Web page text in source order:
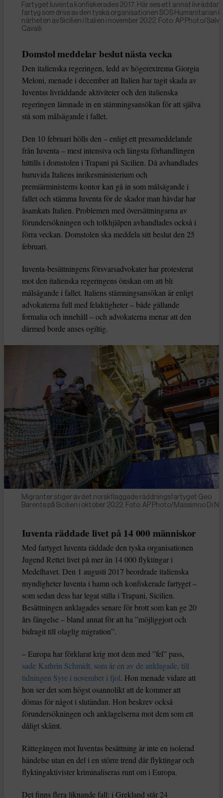
Fartyget Iuventa konfiskerades 2017. Här ses ett annat
fartyg som drivs av den tyska organisationen SOS Humanitarian i
närheten av Sicilien i Italien i november 2022. Foto: AP Photo/
Cavalli
Domstol meddelar beslut nästa vecka
Den italienska regeringen, ledd av högerextrema Giorgia
Meloni, menade i december att Italien har tagit skada av
Iuventas livräddande aktiviteter och den italienska
regeringen lämnade in en stämningsansökan för att själva
stå som målsägande i fallet.
Den 10 februari hölls den – enligt ett pressmeddelande
från Iuventa – mest intensiva och längsta förhandlingen
hittills i domstolen i Trapani på Sicilien. Då avhandlades
huruvida Italiens inrikesministerium och
premiärministerns kontor kan gå in som målsägande i
fallet och stämma Iuventa för de skador man hävdar har
åsamkats Italien. Problemen med översättningarna av
förundersökningen och tolkhjälpen avhandlades också i
förra veckan. Domstolen ska meddela sitt beslut den 25
februari.
Iuventa-besättningens försvarsadvokater har protesterat
mot den italienska regeringens önskan om att bli
målsägande i fallet. Italiens stämningsansökan är enligt
advokaterna full med felaktigheter – både gällande
formalia och innehåll – och advokaterna menar att den
därmed borde anses ogiltig.
Migranter stiger av det norskflaggade räddningsfartyget Geo
Barents på Sicilien i oktober 2022. Foto: AP Photo/Massimno Di
Iuventa räddade livet på 14 000 människor
Med fartyget Iuventa räddade den tyska organisationen
Jugend Rettet livet på mer än 14 000 flyktingar i
Medelhavet. Den 1 augusti 2017 beordrade italienska
myndigheter Iuventa i hamn och konfiskerade fartyget –
som sedan dess har legat stilla i Trapani, Sicilien.
Besättningen anklagades senare för brott som kan ge 20
års fängelse – bland annat för att ha ”möjliggjort och
bidragit till olaglig migration”.
– Europa har förklarat krig mot dem med ”fel” pass,
sade Kathrin Schmidt, som är en av de anklagade, till
tidningen Syre i november i fjol. Hon menade vidare att
hon ser det som högst osannolikt att de kommer att
dömas för något i slutändan. Hon beskrev också
förundersökningen och anklagelserna mot dem som ett
dåligt skämt.
Rättegången mot Iuventas besättning är inte en isolerad
händelse utan en del i en större trend där flyktingar och
flyktingaktivister kriminaliseras runt om i Europa.
Det finns flera liknande fall: i Grekland står 24